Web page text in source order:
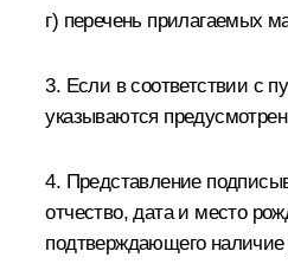
г) перечень прилагаемых
3. Если в соответствии с
указываются
4. Представление
отчество, дата и место
подтверждающего